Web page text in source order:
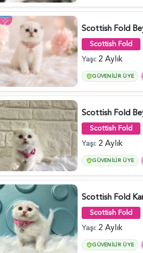
Scottish Fold
Yaşı: 2 Aylık
GÜVENILIR ÜYE
Scottish Fold
Yaşı: 2 Aylık
GÜVENILIR ÜYE
Scottish Fold
Yaşı: 2 Aylık
GÜVENILIR ÜYE